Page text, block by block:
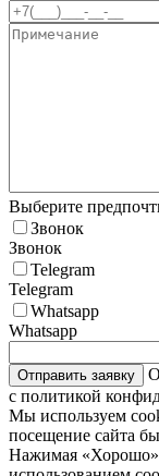
Выберите
Звонок
Звонок
Telegram
Telegram
Whatsapp
Whatsapp
с политикой
Мы используем
посещение сайта
Нажимая «Хорошо»